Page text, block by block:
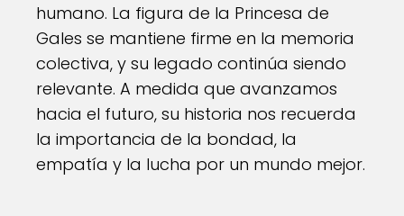
humano. La figura de la Princesa de
Gales se mantiene firme en la memoria
colectiva, y su legado continúa siendo
relevante. A medida que avanzamos
hacia el futuro, su historia nos recuerda
la importancia de la bondad, la
empatía y la lucha por un mundo mejor.